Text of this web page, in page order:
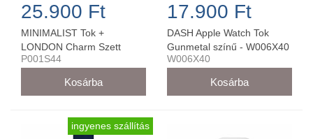
25.900 Ft
MINIMALIST Tok +
LONDON Charm Szett
Ezüst Színű - P001S44 (44
P001S44
17.900 Ft
DASH Apple Watch Tok
Gunmetal színű - W006X40
W006X40
ingyenes szállítás